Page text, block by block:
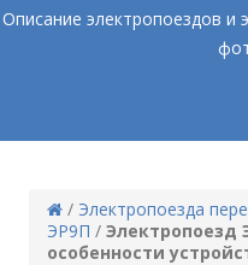
Описание электропоездов и
/ Электропоезда
ЭР9П / Электропоезд
особенности